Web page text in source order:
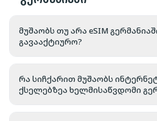
მუშაობს თუ არა eSIM
გავააქტიურო?
რა სიჩქარით მუშაობს
ქსელებზეა ხელმისაწვდომი